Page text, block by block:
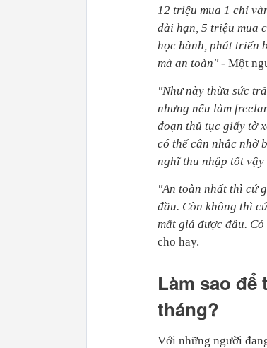
12 triệu mua 1 chỉ
dài hạn, 5 triệu mua
học hành, phát triển
mà an toàn" - Một
"Như này thừa sức
nhưng nếu làm
đoạn thủ tục giấy tờ
có thể cân nhắc nhờ
nghĩ thu nhập tốt vậy
"An toàn nhất thì cứ
đầu. Còn không thì
mất giá được đâu.
cho hay.
Làm sao
tháng?
Với những người